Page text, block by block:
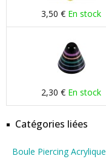
3,50 € En stock
2,30 € En stock
Catégories liées
Boule Piercing Acrylique